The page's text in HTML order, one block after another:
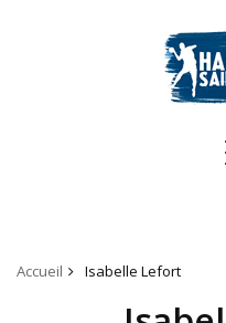
Accueil Isabelle Lefort